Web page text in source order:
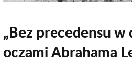
„Bez precedensu
oczami Abrahama